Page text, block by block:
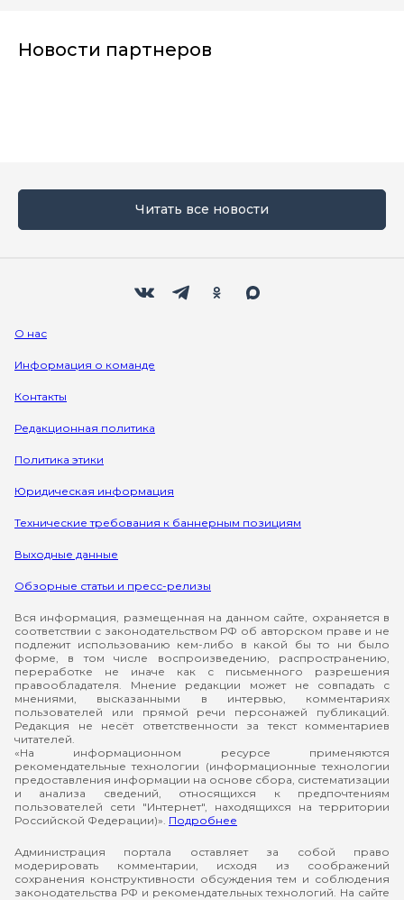
Новости партнеров
Читать все новости
О нас
Информация о команде
Контакты
Редакционная политика
Политика этики
Юридическая информация
Технические требования к баннерным позициям
Выходные данные
Обзорные статьи и пресс-релизы
Вся информация, размещенная на данном сайте, охраняется в
соответствии с законодательством РФ об авторском праве и не
подлежит использованию кем-либо в какой бы то ни было
форме, в том числе воспроизведению, распространению,
переработке не иначе как с письменного разрешения
правообладателя. Мнение редакции может не совпадать с
мнениями, высказанными в интервью, комментариях
пользователей или прямой речи персонажей публикаций.
Редакция не несёт ответственности за текст комментариев
читателей.
«На информационном ресурсе применяются
рекомендательные технологии (информационные технологии
предоставления информации на основе сбора, систематизации
и анализа сведений, относящихся к предпочтениям
пользователей сети "Интернет", находящихся на территории
Российской Федерации)». Подробнее
Администрация портала оставляет за собой право
модерировать комментарии, исходя из соображений
сохранения конструктивности обсуждения тем и соблюдения
законодательства РФ и рекомендательных технологий. На сайте